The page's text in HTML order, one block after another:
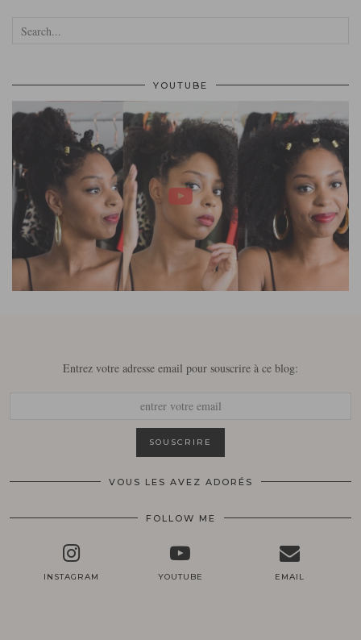
YOUTUBE
Entrez votre adresse email pour souscrire à ce blog:
VOUS LES AVEZ ADORÉS
FOLLOW ME
INSTAGRAM YOUTUBE EMAIL